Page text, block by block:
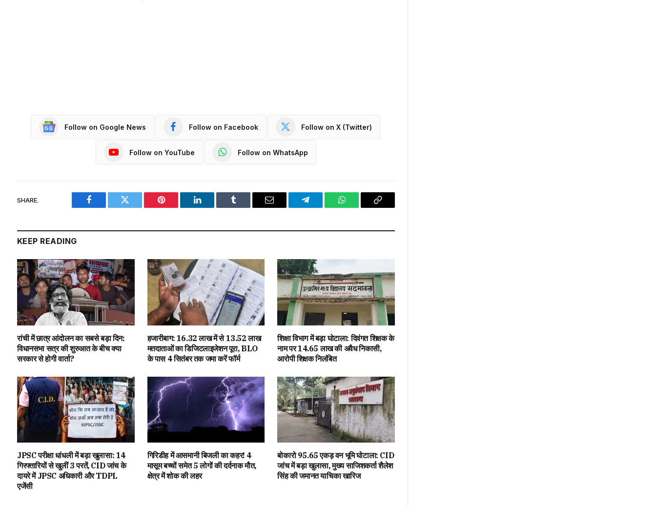
Follow on Google News Follow on Facebook Follow on X (Twitter)
Follow on YouTube Follow on WhatsApp
SHARE.
Facebook Twitter Pinterest LinkedIn Tumblr Email Telegram WhatsAppCopy
KEEP READING
रांची में छात्र आंदोलन का सबसे बड़ा दिन:
विधानसभा सत्र की शुरुआत के बीच क्या
सरकार से होगी वार्ता?
हजारीबाग: 16.32 लाख में से 13.52 लाख
मतदाताओं का डिजिटलाइजेशन पूरा, BLO
के पास 4 सितंबर तक जमा करें फॉर्म
शिक्षा विभाग में बड़ा घोटाला: दिवंगत शिक्षक के
नाम पर 14.65 लाख की अवैध निकासी,
आरोपी शिक्षक निलंबित
JPSC परीक्षा धांधली में बड़ा खुलासा: 14
गिरफ्तारियों से खुलीं 3 परतें, CID जांच के
दायरे में JPSC अधिकारी और TDPL
एजेंसी
गिरिडीह में आसमानी बिजली का कहर! 4
मासूम बच्चों समेत 5 लोगों की दर्दनाक मौत,
क्षेत्र में शोक की लहर
बोकारो 95.65 एकड़ वन भूमि घोटाला: CID
जांच में बड़ा खुलासा, मुख्य साजिशकर्ता शैलेश
सिंह की जमानत याचिका खारिज